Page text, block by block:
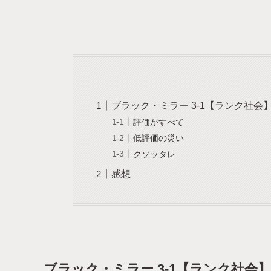
ブラック・ミラー 3-1【ランク社会
評価がすべて
低評価の災い
クソッタレ
感想